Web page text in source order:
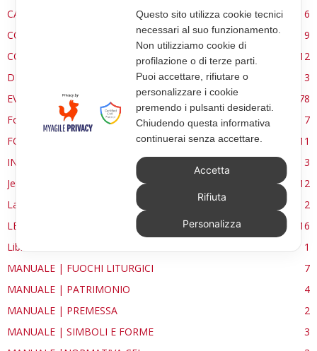
CARE ECCLESSIA
6
CONSERVAZIONE
9
CONTROCANTO
12
DE RE AEDIFICATORIA
3
EVENTI
78
Forma, spazio e ordine
7
FORMAZIONE
11
INTERVIEW
3
Jerusalem
12
La Materia e l'Immagine
2
LETTURE
16
Libri
1
MANUALE | FUOCHI LITURGICI
7
MANUALE | PATRIMONIO
4
MANUALE | PREMESSA
2
MANUALE | SIMBOLI E FORME
3
Questo sito utilizza cookie tecnici
necessari al suo funzionamento.
Non utilizziamo cookie di
profilazione o di terze parti.
Puoi accettare, rifiutare o
personalizzare i cookie
premendo i pulsanti desiderati.
Chiudendo questa informativa
continuerai senza accettare.
Accetta
Rifiuta
Personalizza